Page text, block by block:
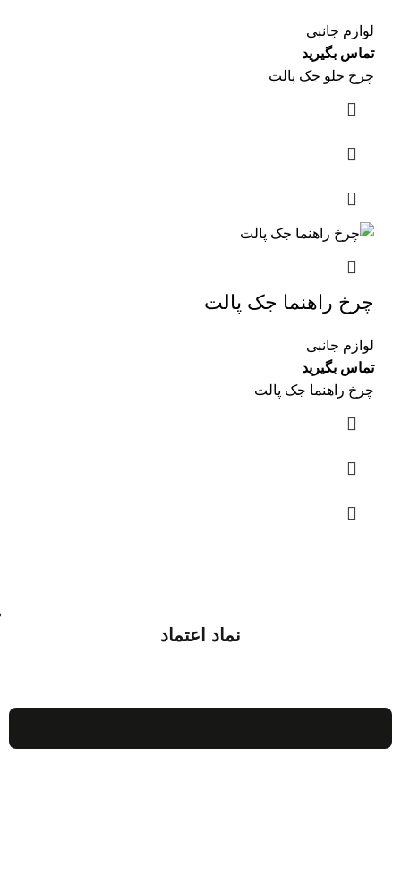
لوازم جانبی
تماس بگیرید
چرخ جلو جک پالت
چرخ راهنما جک پالت
لوازم جانبی
تماس بگیرید
چرخ راهنما جک پالت
نماد اعتماد